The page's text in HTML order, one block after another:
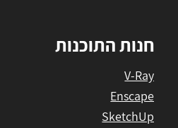
חנות התוכנות
V-Ray
Enscape
SketchUp